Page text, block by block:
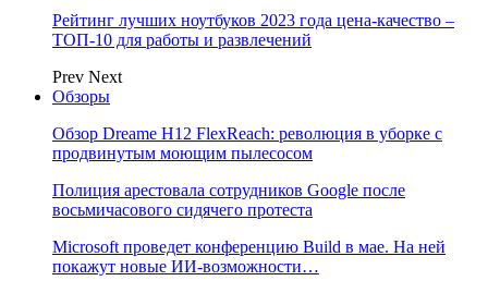
Рейтинг лучших ноутбуков 2023 года цена-качество –
ТОП-10 для работы и развлечений
Prev Next
Обзоры
Обзор Dreame H12 FlexReach: революция в уборке с
продвинутым моющим пылесосом
Полиция арестовала сотрудников Google после
восьмичасового сидячего протеста
Microsoft проведет конференцию Build в мае. На ней
покажут новые ИИ-возможности…